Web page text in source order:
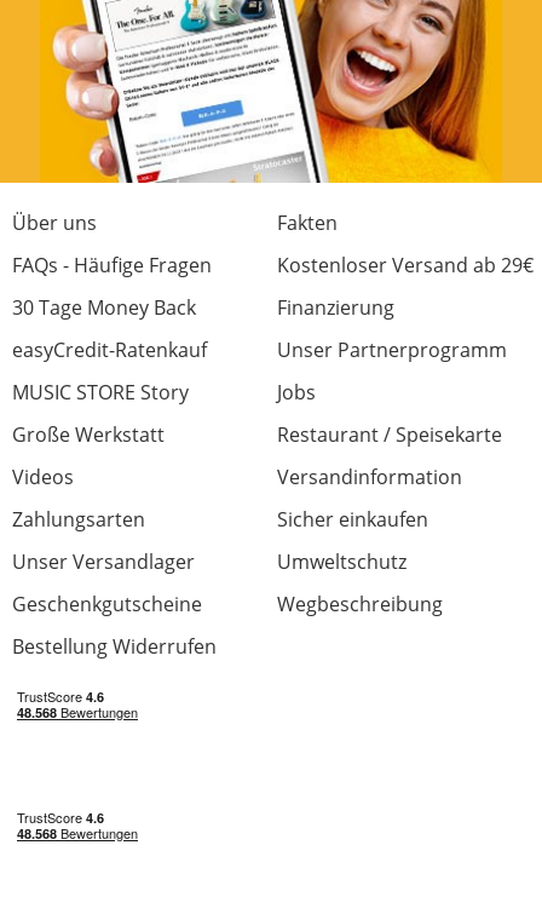
Über uns
Fakten
FAQs - Häufige Fragen
Kostenloser Versand ab 29€
30 Tage Money Back
Finanzierung
easyCredit-Ratenkauf
Unser Partnerprogramm
MUSIC STORE Story
Jobs
Große Werkstatt
Restaurant / Speisekarte
Videos
Versandinformation
Zahlungsarten
Sicher einkaufen
Unser Versandlager
Umweltschutz
Geschenkgutscheine
Wegbeschreibung
Bestellung Widerrufen